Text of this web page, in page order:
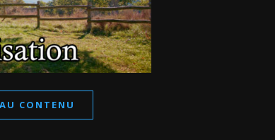
CONTENU